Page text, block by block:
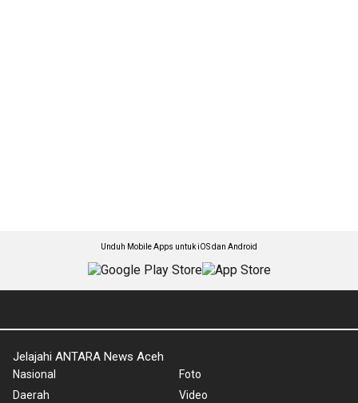
Unduh Mobile Apps untuk iOS dan Android
Jelajahi ANTARA News Aceh
Nasional
Daerah
Foto
Video